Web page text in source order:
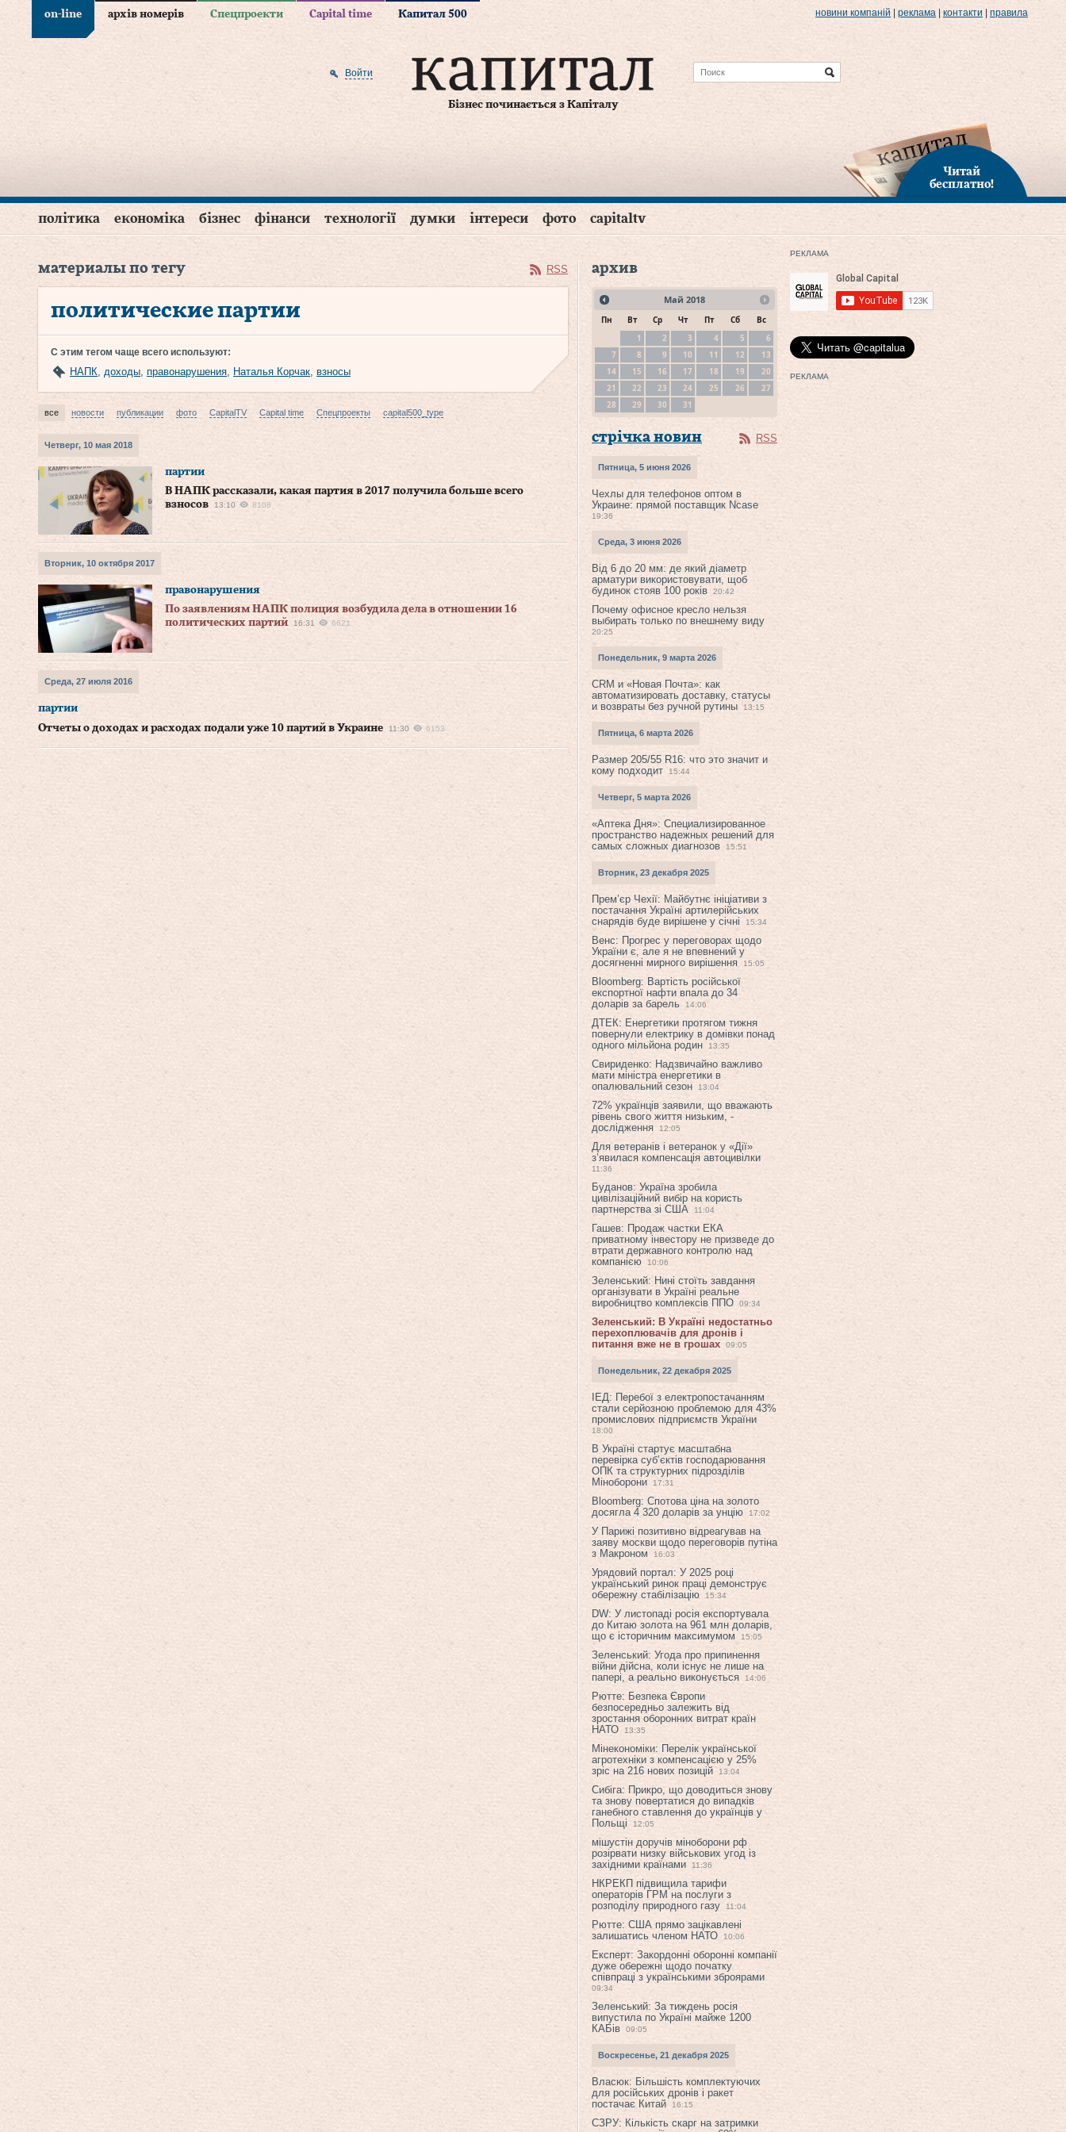
on-line архів номерів Спецпроекти Capital time Капитал 500 новини компаній реклама контакти правила
Бізнес починається з Капіталу
Войти
Читай
бесплатно!
політика економіка бізнес фінанси технології думки інтереси фото capitaltv
материалы по тегу RSS
политические партии
С этим тегом чаще всего используют:
НАПК, доходы, правонарушения, Наталья Корчак, взносы
все новости публикации фото CapitalTV Capital time Спецпроекты capital500_type
Четверг, 10 мая 2018
партии
В НАПК рассказали, какая партия в 2017 получила больше всего
взносов
13:10 8108
Вторник, 10 октября 2017
правонарушения
По заявлениям НАПК полиция возбудила дела в отношении 16
политических партий
16:31 6621
Среда, 27 июля 2016
партии
Отчеты о доходах и расходах подали уже 10 партий в Украине
11:30 6153
архив
Май 2018
Пн Вт Ср Чт Пт Сб
Вс
1
2 3 4 5
6
7
8 9 10 11 12
13
14
15 16 17 18 19
20
21
22 23 24 25 26
27
28
29 30 31
стрічка новин RSS
Пятница, 5 июня 2026
Чехлы для телефонов оптом в
Украине: прямой поставщик Ncase
19:36
Среда, 3 июня 2026
Від 6 до 20 мм: де який діаметр
арматури використовувати, щоб
будинок стояв 100 років
20:42
Почему офисное кресло нельзя
выбирать только по внешнему виду
20:25
Понедельник, 9 марта 2026
CRM и «Новая Почта»: как
автоматизировать доставку, статусы
и возвраты без ручной рутины
13:15
Пятница, 6 марта 2026
Размер 205/55 R16: что это значит и
кому подходит
15:44
Четверг, 5 марта 2026
«Аптека Дня»: Специализированное
пространство надежных решений для
самых сложных диагнозов
15:51
Вторник, 23 декабря 2025
Прем’єр Чехії: Майбутнє ініціативи з
постачання Україні артилерійських
снарядів буде вирішене у січні
15:34
Венс: Прогрес у переговорах щодо
України є, але я не впевнений у
досягненні мирного вирішення
15:05
Bloomberg: Вартість російської
експортної нафти впала до 34
доларів за барель
14:06
ДТЕК: Енергетики протягом тижня
повернули електрику в домівки понад
одного мільйона родин
13:35
Свириденко: Надзвичайно важливо
мати міністра енергетики в
опалювальний сезон
13:04
72% українців заявили, що вважають
рівень свого життя низьким, -
дослідження
12:05
Для ветеранів і ветеранок у «Дії»
з’явилася компенсація автоцивілки
11:36
Буданов: Україна зробила
цивілізаційний вибір на користь
партнерства зі США
11:04
Гашев: Продаж частки ЕКА
приватному інвестору не призведе до
втрати державного контролю над
компанією
10:06
Зеленський: Нині стоїть завдання
організувати в Україні реальне
виробництво комплексів ППО
09:34
Зеленський: В Україні недостатньо
перехоплювачів для дронів і
питання вже не в грошах
09:05
Понедельник, 22 декабря 2025
ІЕД: Перебої з електропостачанням
стали серйозною проблемою для 43%
промислових підприємств України
18:00
В Україні стартує масштабна
перевірка суб’єктів господарювання
ОПК та структурних підрозділів
Міноборони
17:31
Bloomberg: Спотова ціна на золото
досягла 4 320 доларів за унцію
17:02
У Парижі позитивно відреагував на
заяву москви щодо переговорів путіна
з Макроном
16:03
Урядовий портал: У 2025 році
український ринок праці демонструє
обережну стабілізацію
15:34
DW: У листопаді росія експортувала
до Китаю золота на 961 млн доларів,
що є історичним максимумом
15:05
Зеленський: Угода про припинення
війни дійсна, коли існує не лише на
папері, а реально виконується
14:06
Рютте: Безпека Європи
безпосередньо залежить від
зростання оборонних витрат країн
НАТО
13:35
Мінекономіки: Перелік української
агротехніки з компенсацією у 25%
зріс на 216 нових позицій
13:04
Сибіга: Прикро, що доводиться знову
та знову повертатися до випадків
ганебного ставлення до українців у
Польщі
12:05
мішустін доручів міноборони рф
розірвати низку військових угод із
західними країнами
11:36
НКРЕКП підвищила тарифи
операторів ГРМ на послуги з
розподілу природного газу
11:04
Рютте: США прямо зацікавлені
залишатись членом НАТО
10:06
Експерт: Закордонні оборонні компанії
дуже обережні щодо початку
співпраці з українськими зброярами
09:34
Зеленський: За тиждень росія
випустила по Україні майже 1200
КАБів
09:05
Воскресенье, 21 декабря 2025
Власюк: Більшість комплектуючих
для російських дронів і ракет
постачає Китай
16:15
СЗРУ: Кількість скарг на затримки
РЕКЛАМА
РЕКЛАМА